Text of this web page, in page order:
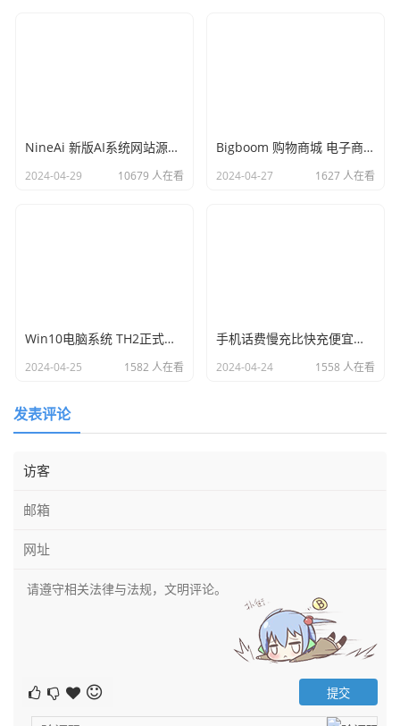
NineAi 新版AI系统网站源码 仿poe ChatGPT
2024-04-29 10679 人在看
Bigboom 购物商城 电子商务主题magento模板
2024-04-27 1627 人在看
Win10电脑系统 TH2正式版10586装机32/64位专业版
2024-04-25 1582 人在看
手机话费慢充比快充便宜的原理_话费充值
2024-04-24 1558 人在看
发表评论